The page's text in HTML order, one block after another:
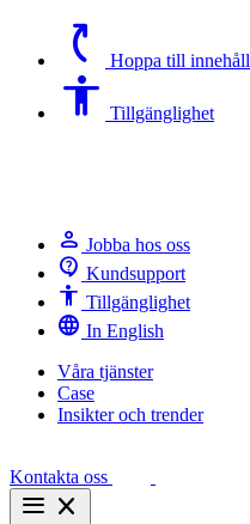
switch_access_shortcut Hoppa till innehåll
Accessibility Tillgänglighet
person Jobba hos oss
contact_support Kundsupport
Accessibility Tillgänglighet
language In English
Våra tjänster
Case
Insikter och trender
Kontakta oss
menu close